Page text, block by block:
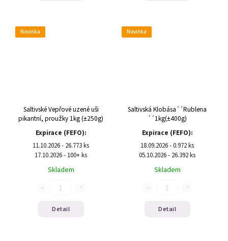
Novinka
Saltivské Vepřové uzené uši
pikantní, proužky 1kg (±250g)
Expirace (FEFO):
11.10.2026 - 26.773 ks
17.10.2026 - 100+ ks
Skladem
Detail
Novinka
Saltivská Klobása´´Rublena
´´1kg(±400g)
Expirace (FEFO):
18.09.2026 - 0.972 ks
05.10.2026 - 26.392 ks
Skladem
Detail